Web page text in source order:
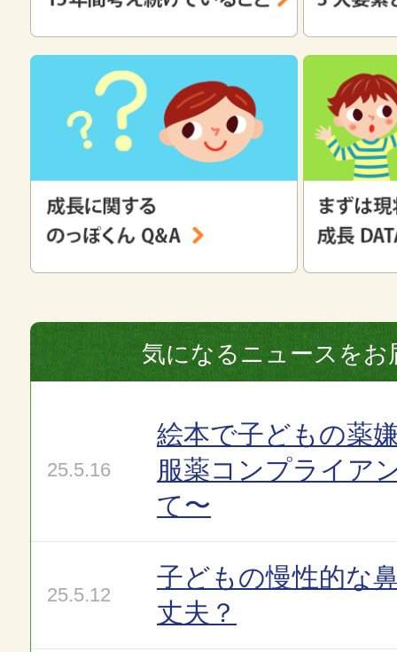
気になるニュースをお
25.5.16
絵本で子どもの薬
服薬コンプライア
て〜
25.5.12
子どもの慢性的な
丈夫？